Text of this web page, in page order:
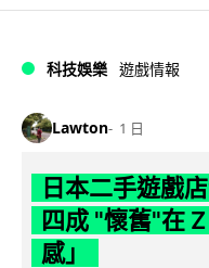
科技娛樂 遊戲情報
Lawton 1 日
日本二手遊戲
四成 "懷舊"在
感」